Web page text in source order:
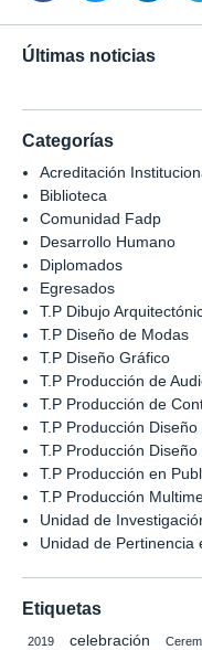
Últimas noticias
Categorías
Acreditación
Biblioteca
Comunidad Fadp
Desarrollo Humano
Diplomados
Egresados
T.P Dibujo
T.P Diseño de Modas
T.P Diseño Gráfico
T.P Producción de
T.P Producción de
T.P Producción
T.P Producción
T.P Producción en
T.P Producción
Unidad de
Unidad de Pertinencia
Etiquetas
2019 celebración